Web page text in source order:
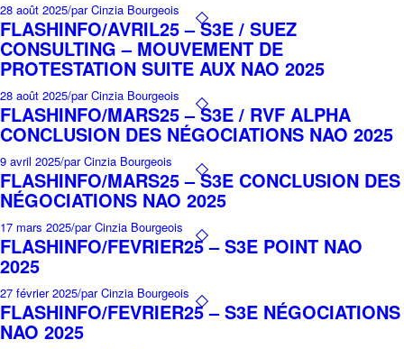
28 août 2025/par Cinzia Bourgeois
FLASHINFO/AVRIL25 – S3E / SUEZ
CONSULTING – MOUVEMENT DE
PROTESTATION SUITE AUX NAO 2025
28 août 2025/par Cinzia Bourgeois
FLASHINFO/MARS25 – S3E / RVF ALPHA
CONCLUSION DES NÉGOCIATIONS NAO 2025
9 avril 2025/par Cinzia Bourgeois
FLASHINFO/MARS25 – S3E CONCLUSION DES
NÉGOCIATIONS NAO 2025
17 mars 2025/par Cinzia Bourgeois
FLASHINFO/FEVRIER25 – S3E POINT NAO
2025
27 février 2025/par Cinzia Bourgeois
FLASHINFO/FEVRIER25 – S3E NÉGOCIATIONS
NAO 2025